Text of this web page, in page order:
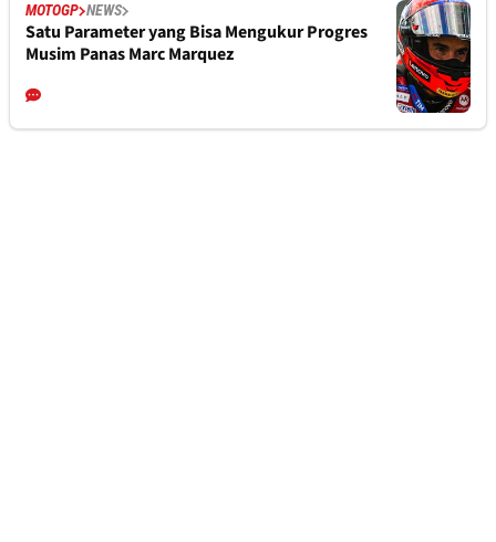
MOTOGP NEWS
Satu Parameter yang Bisa Mengukur Progres
Musim Panas Marc Marquez